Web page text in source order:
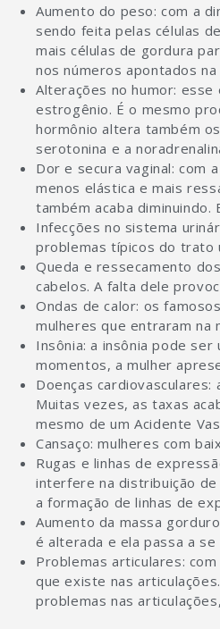
Aumento do peso: com a
sendo feita pelas células
mais células de gordura
nos números apontados na
Alterações no humor:
estrogênio. É o mesmo
hormônio altera também
serotonina e a
Dor e secura vaginal: com
menos elástica e mais
também acaba
Infecções no sistema
problemas típicos do trato
Queda e ressecamento
cabelos. A falta dele
Ondas de calor: os
mulheres que entraram na
Insônia: a insônia pode ser
momentos, a mulher
Doenças
Muitas vezes, as taxas
mesmo de um Acidente
Cansaço: mulheres com
Rugas e linhas de
interfere na distribuição
a formação de linhas de
Aumento da massa
é alterada e ela passa a
Problemas articulares:
que existe nas
problemas nas